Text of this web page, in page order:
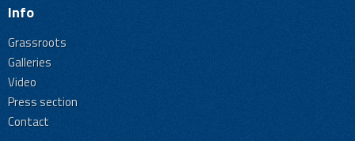
Info
Grassroots
Galleries
Video
Press section
Contact